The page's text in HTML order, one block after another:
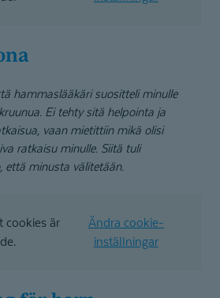
hammaslääkäri suositteli minulle
Ei tehty sitä helpointa ja
vaan mietittiin mikä olisi
ratkaisu minulle. Siitä tuli
että minusta välitetään.
cookies är
Ändra cookie-
inställningar